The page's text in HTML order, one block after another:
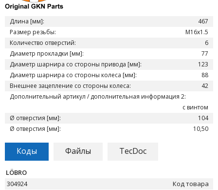
Длина [мм]:
467
Размер резьбы:
M16x1.5
Количество отверстий:
6
Диаметр прокладки [мм]:
77
Диаметр шарнира со стороны привода [мм]:
123
Диаметр шарнира со стороны колеса [мм]:
88
Внешнее зацепление со стороны колеса:
42
Дополнительный артикул / дополнительная информация 2:
с винтом
Ø отверстия [мм]:
104
Ø отверстия [мм]:
10,50
Коды Файлы TecDoc
LÖBRO
304924
Код товара